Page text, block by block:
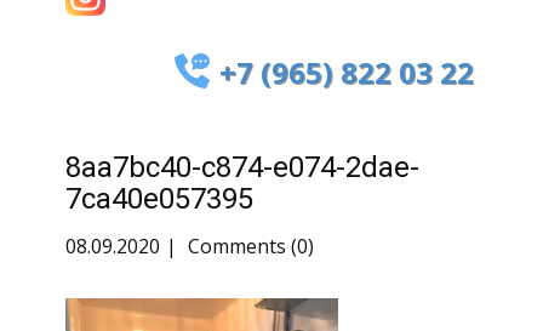
+7 (965) 822 03 22
8aa7bc40-c874-e074-2dae-
7ca40e057395
08.09.2020 Comments (0)